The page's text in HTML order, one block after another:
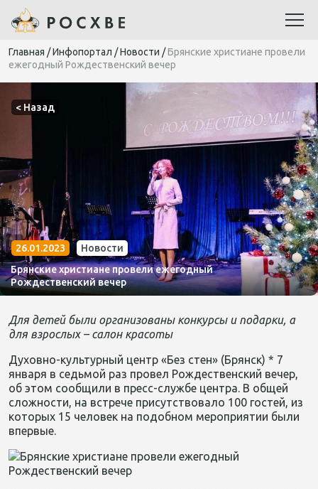
Главная /Инфопортал /Новости /Брянские христиане провели
ежегодный Рождественский вечер
< Назад
26.01.2023
Новости
Брянские христиане провели ежегодный
Рождественский вечер
Для детей были организованы конкурсы и подарки, а
для взрослых – салон красоты
Духовно-культурный центр «Без стен» (Брянск) * 7
января в седьмой раз провел Рождественский вечер,
об этом сообщили в пресс-службе центра. В общей
сложности, на встрече присутствовало 100 гостей, из
которых 15 человек на подобном мероприятии были
впервые.